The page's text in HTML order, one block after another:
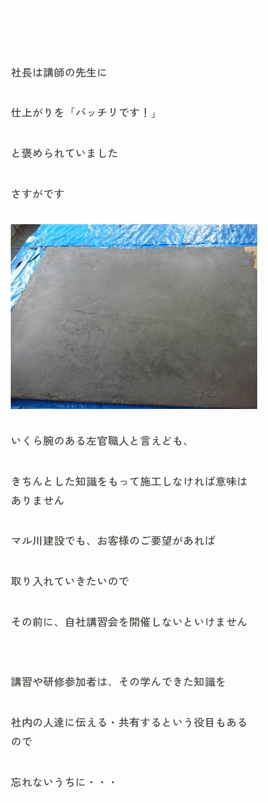
社長は講師の先生に
仕上がりを「バッチリです！」
と褒められていました
さすがです
いくら腕のある左官職人と言えども、
きちんとした知識をもって施工しなければ意味は
ありません
マル川建設でも、お客様のご要望があれば
取り入れていきたいので
その前に、自社講習会を開催しないといけません
講習や研修参加者は、その学んできた知識を
社内の人達に伝える・共有するという役目もある
ので
忘れないうちに・・・